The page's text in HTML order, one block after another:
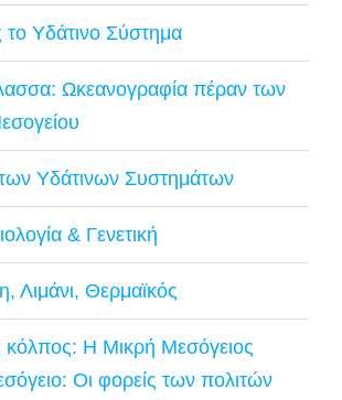
Υδάτινο Σύστημα
Ωκεανογραφία πέραν των
Υδάτινων Συστημάτων
& Γενετική
Λιμάνι, Θερμαϊκός
κόλπος: Η Μικρή Μεσόγειος
Οι φορείς των πολιτών